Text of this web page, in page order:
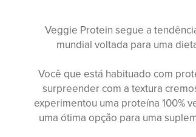
Veggie Protein segue a
mundial voltada para uma
Você que está habituado com
surpreender com a textura
experimentou uma proteína 100%
uma ótima opção para uma